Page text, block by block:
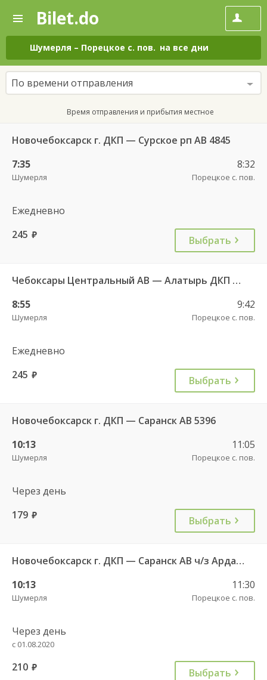
—
Поиск
и
покупка
билетов
на
автобус
онлайн
Bilet.do
Шумерля – Порецкое с. пов. на все дни
По времени отправления
Время отправления и прибытия местное
Новочебоксарск г. ДКП — Сурское рп АВ 4845
7:35
Шумерля
8:32
Порецкое с. пов.
Ежедневно
245 руб. Выбрать
Чебоксары Центральный АВ — Алатырь ДКП ч/з Шумерля г. ДКП 535
8:55
Шумерля
9:42
Порецкое с. пов.
Ежедневно
245 руб. Выбрать
Новочебоксарск г. ДКП — Саранск АВ 5396
10:13
Шумерля
11:05
Порецкое с. пов.
Через день
179 руб. Выбрать
Новочебоксарск г. ДКП — Саранск АВ ч/з Ардатов 2190
10:13
Шумерля
11:30
Порецкое с. пов.
Через день
с 01.08.2020
210 руб. Выбрать